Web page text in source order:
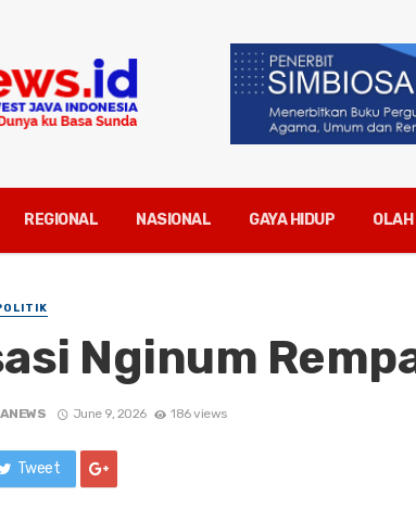
REGIONAL NASIONAL GAYA HIDUP OLAH
Nginum
June 9, 2026 186 views
Tweet